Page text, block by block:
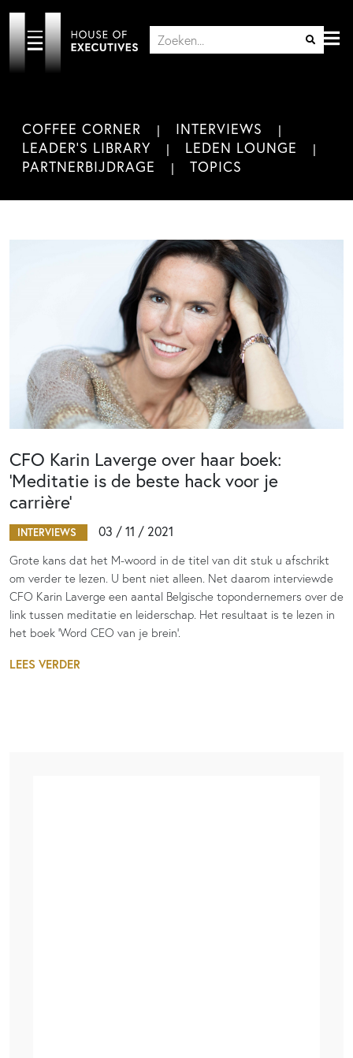
COFFEE CORNER
INTERVIEWS
LEADER'S LIBRARY
LEDEN LOUNGE
PARTNERBIJDRAGE
TOPICS
CFO Karin Laverge over haar boek:
‘Meditatie is de beste hack voor je
carrière’
INTERVIEWS 03 / 11 / 2021
Grote kans dat het M-woord in de titel van dit stuk u afschrikt
om verder te lezen. U bent niet alleen. Net daarom interviewde
CFO Karin Laverge een aantal Belgische topondernemers over de
link tussen meditatie en leiderschap. Het resultaat is te lezen in
het boek 'Word CEO van je brein'.
LEES VERDER